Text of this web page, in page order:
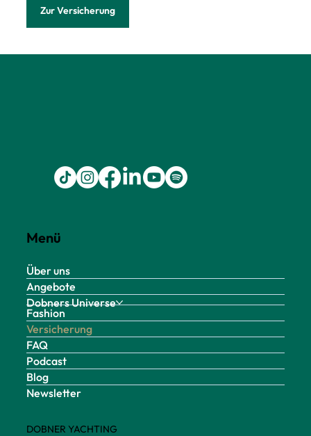
Zur Versicherung
DOBNER YACHTING
Menü
Über uns
Angebote
Dobners Universe
Fashion
Versicherung
FAQ
Podcast
Blog
Newsletter